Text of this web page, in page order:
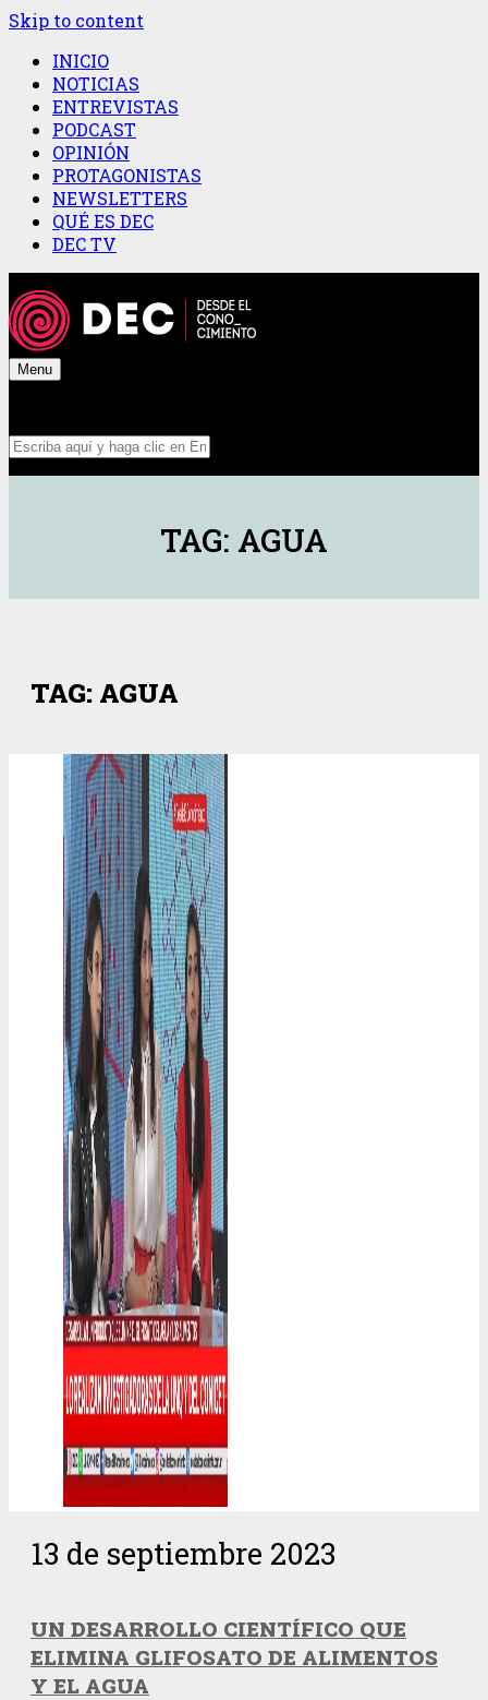
Skip to content
INICIO
NOTICIAS
ENTREVISTAS
PODCAST
OPINIÓN
PROTAGONISTAS
NEWSLETTERS
QUÉ ES DEC
DEC TV
Menu
TAG: AGUA
TAG: AGUA
13 de septiembre 2023
UN DESARROLLO CIENTÍFICO QUE
ELIMINA GLIFOSATO DE ALIMENTOS
Y EL AGUA